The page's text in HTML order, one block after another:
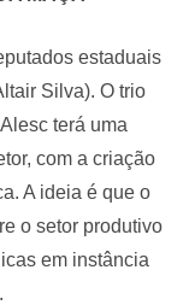
estaduais
Silva). O trio
terá uma
com a criação
A ideia é que o
o setor produtivo
em instância